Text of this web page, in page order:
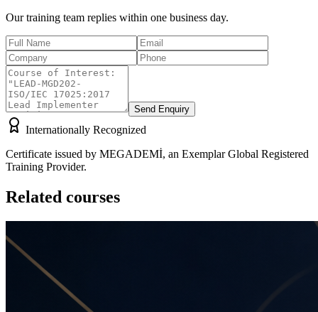
Our training team replies within one business day.
Send Enquiry
Internationally Recognized
Certificate issued by MEGADEMİ, an Exemplar Global Registered
Training Provider.
Related courses